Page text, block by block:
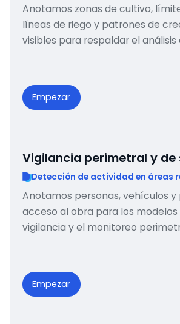
Anotamos zonas de cultivo,
líneas de riego y patrones de
visibles para respaldar el análisis
Empezar
Vigilancia perimetral y de
Detección de actividad en áreas
Anotamos personas, vehículos y
acceso al obra para los modelos
vigilancia y el monitoreo
Empezar